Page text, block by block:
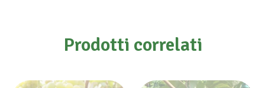
Prodotti correlati